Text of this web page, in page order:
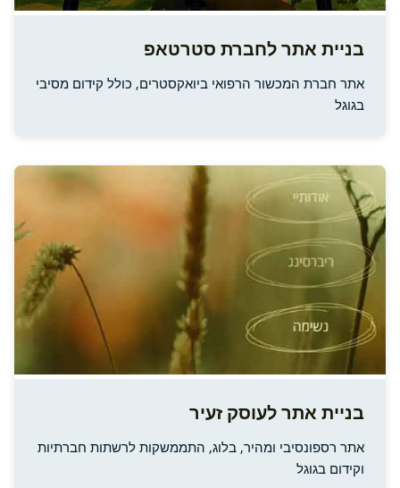
בניית אתר לחברת סטרטאפ
אתר חברת המכשור הרפואי ביואקסטרים, כולל קידום מסיבי
בגוגל
בניית אתר לעוסק זעיר
אתר רספונסיבי ומהיר, בלוג, התממשקות לרשתות חברתיות
וקידום בגוגל